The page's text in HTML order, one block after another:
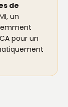
de
un
pour un